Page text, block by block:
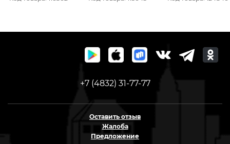
+7 (4832) 31-77-77
Оставить отзыв
Жалоба
Предложение